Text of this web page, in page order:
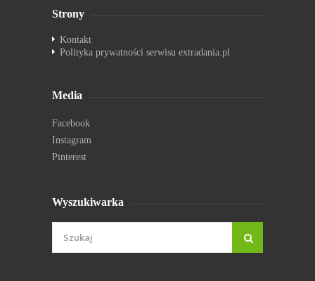
Strony
Kontakt
Polityka prywatności serwisu extradania.pl
Media
Facebook
Instagram
Pinterest
Wyszukiwarka